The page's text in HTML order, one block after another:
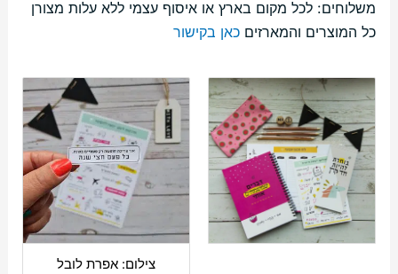
משלוחים: לכל מקום בארץ או איסוף עצמי ללא עלות מצורן
כל המוצרים והמארזים כאן בקישור
צילום: אפרת לובל